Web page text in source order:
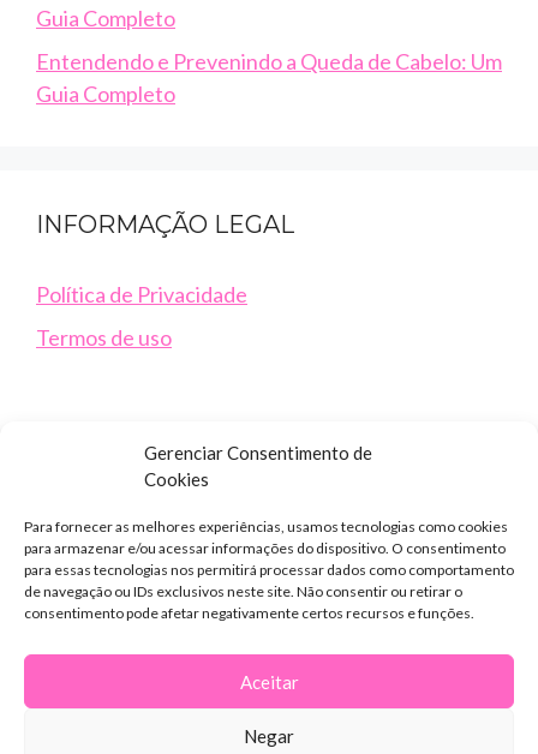
Gerenciar Consentimento de
Cookies
Para fornecer as melhores experiências, usamos tecnologias como cookies
para armazenar e/ou acessar informações do dispositivo. O consentimento
para essas tecnologias nos permitirá processar dados como comportamento
de navegação ou IDs exclusivos neste site. Não consentir ou retirar o
consentimento pode afetar negativamente certos recursos e funções.
Aceitar
Negar
Guia Completo
Entendendo e Prevenindo a Queda de Cabelo: Um
Guia Completo
INFORMAÇÃO LEGAL
Política de Privacidade
Termos de uso
NOSSAS REDES